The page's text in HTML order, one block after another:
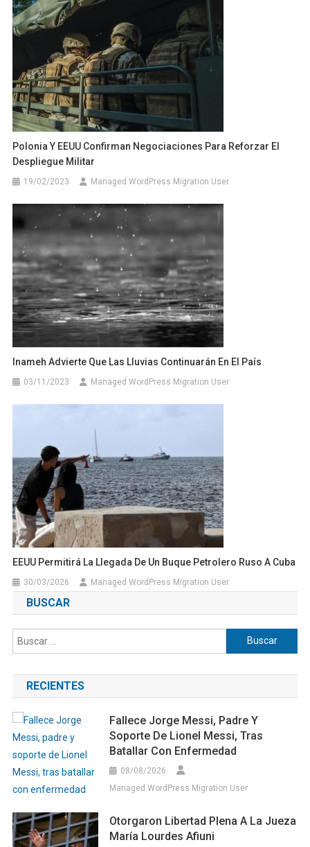
Polonia Y EEUU Confirman Negociaciones Para Reforzar El
Despliegue Militar
19/02/2023 Managed WordPress Migration User
Inameh Advierte Que Las Lluvias Continuarán En El País
03/11/2023 Managed WordPress Migration User
EEUU Permitirá La Llegada De Un Buque Petrolero Ruso A Cuba
30/03/2026 Managed WordPress Migration User
BUSCAR
Buscar:
RECIENTES
Fallece Jorge Messi, Padre Y
Soporte De Lionel Messi, Tras
Batallar Con Enfermedad
08/08/2026
Managed WordPress Migration User
Otorgaron Libertad Plena A La Jueza
María Lourdes Afiuni